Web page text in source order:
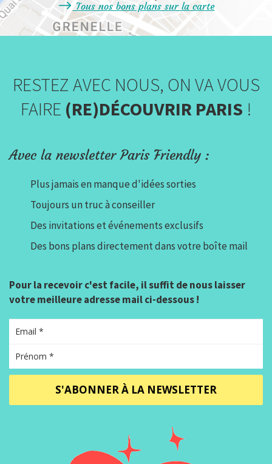
Tous nos bons plans sur la carte
RESTEZ AVEC NOUS, ON VA VOUS
FAIRE (RE)DÉCOUVRIR PARIS !
Avec la newsletter Paris Friendly :
Plus jamais en manque d'idées sorties
Toujours un truc à conseiller
Des invitations et événements exclusifs
Des bons plans directement dans votre boîte mail
Pour la recevoir c'est facile, il suffit de nous laisser
votre meilleure adresse mail ci-dessous !
S'ABONNER À LA NEWSLETTER